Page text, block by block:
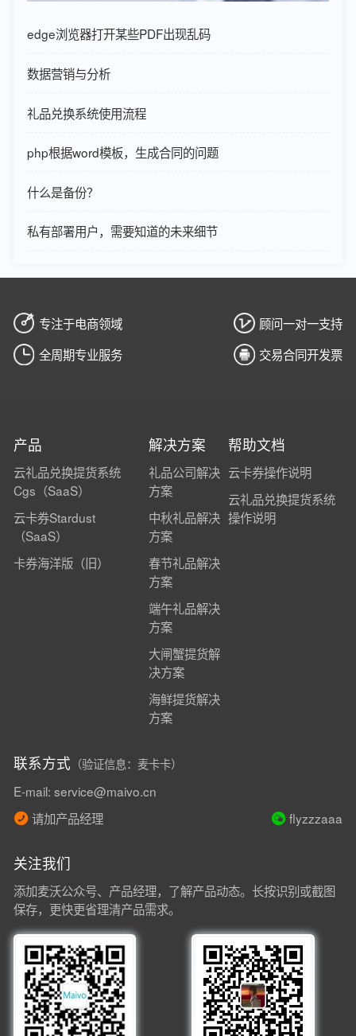
edge浏览器打开某些PDF出现乱码
数据营销与分析
礼品兑换系统使用流程
php根据word模板，生成合同的问题
什么是备份？
私有部署用户，需要知道的未来细节
专注于电商领域
顾问一对一支持
全周期专业服务
交易合同开发票
产品
云礼品兑换提货系统
Cgs（SaaS）
云卡券Stardust
（SaaS）
卡券海洋版（旧）
解决方案
礼品公司解决
方案
中秋礼品解决
方案
春节礼品解决
方案
端午礼品解决
方案
大闸蟹提货解
决方案
海鲜提货解决
方案
帮助文档
云卡券操作说明
云礼品兑换提货系统
操作说明
联系方式 （验证信息：麦卡卡）
E-mail: service@maivo.cn
请加产品经理
flyzzzaaa
关注我们
添加麦沃公众号、产品经理，了解产品动态。长按识别或截图
保存，更快更省理清产品需求。